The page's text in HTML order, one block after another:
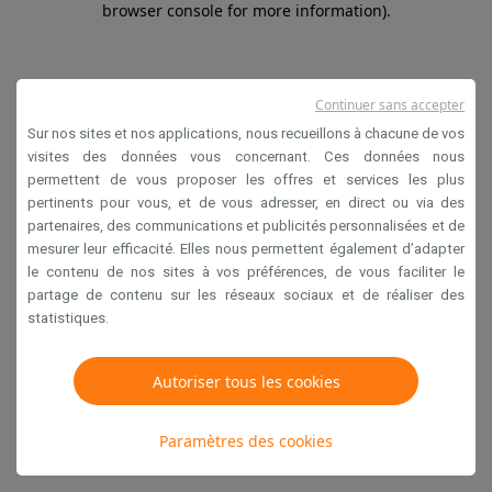
browser console for more information).
Sur nos sites et nos applications, nous recueillons à chacune de vos
visites des données vous concernant. Ces données nous
permettent de vous proposer les offres et services les plus
pertinents pour vous, et de vous adresser, en direct ou via des
partenaires, des communications et publicités personnalisées et de
mesurer leur efficacité. Elles nous permettent également d’adapter
le contenu de nos sites à vos préférences, de vous faciliter le
partage de contenu sur les réseaux sociaux et de réaliser des
statistiques.
Autoriser tous les cookies
Paramètres des cookies
Continuer sans accepter